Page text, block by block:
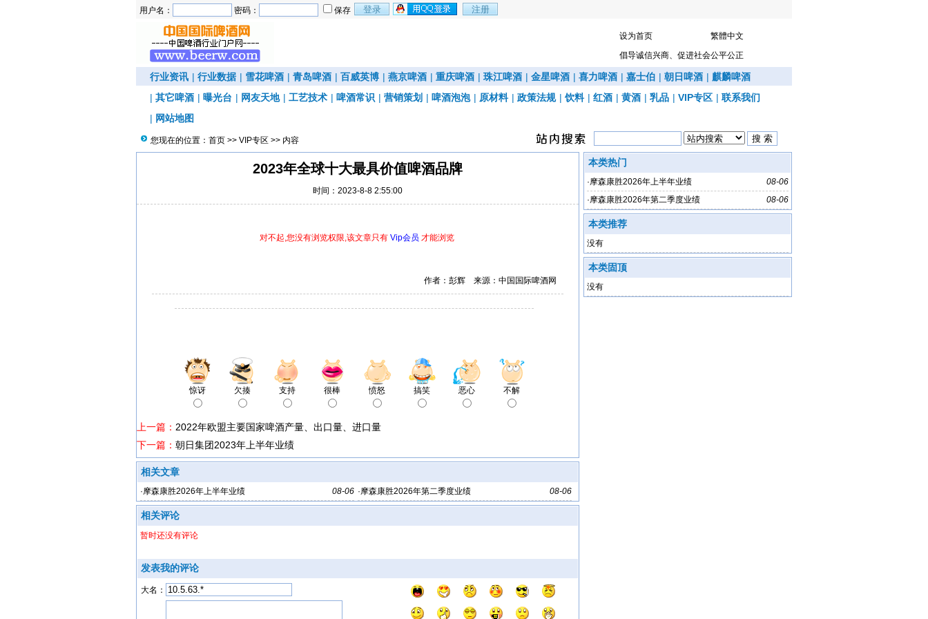
用户名： 密码： 保存
设为首页
繁體中文
倡导诚信兴商、促进社会公平公正
行业资讯 | 行业数据 | 雪花啤酒 | 青岛啤酒 | 百威英博 | 燕京啤酒 | 重庆啤酒 | 珠江啤酒 | 金星啤酒 | 喜力啤酒 | 嘉士伯 | 朝日啤酒 | 麒麟啤酒
| 其它啤酒 | 曝光台 | 网友天地 | 工艺技术 | 啤酒常识 | 营销策划 | 啤酒泡泡 | 原材料 | 政策法规 | 饮料 | 红酒 | 黄酒 | 乳品 | VIP专区 | 联系我们
| 网站地图
您现在的位置： 首页 >> VIP专区 >> 内容
2023年全球十大最具价值啤酒品牌
时间：2023-8-8 2:55:00
对不起,您没有浏览权限,该文章只有Vip会员 才能浏览
作者：彭辉 来源：中国国际啤酒网
惊讶 欠揍 支持 很棒 愤怒 搞笑 恶心 不解
上一篇： 2022年欧盟主要国家啤酒产量、出口量、进口量
下一篇： 朝日集团2023年上半年业绩
相关文章
08-06
·摩森康胜2026年上半年业绩 08-06
·摩森康胜2026年第二季度业绩
相关评论
暂时还没有评论
发表我的评论
大名：
本类热门
08-06
·摩森康胜2026年上半年业绩
08-06
·摩森康胜2026年第二季度业绩
本类推荐
没有
本类固顶
没有